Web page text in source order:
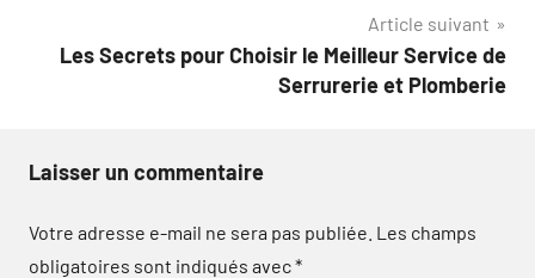
Article suivant
Les Secrets pour Choisir le Meilleur Service de
Serrurerie et Plomberie
Laisser un commentaire
Votre adresse e-mail ne sera pas publiée. Les champs
obligatoires sont indiqués avec*